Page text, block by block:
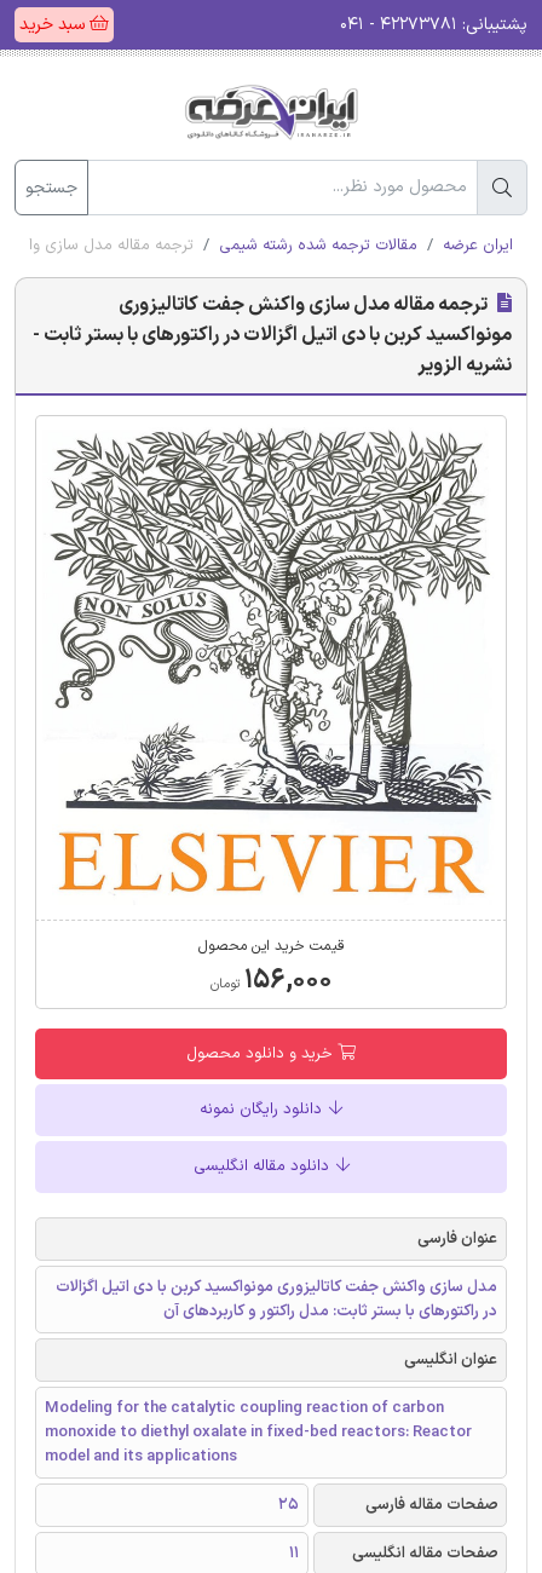
پشتیبانی: سبد خرید
جستجو
ایران عرضه مقالات ترجمه شده رشته شیمی ترجمه مقاله مدل سازی واکنش
ترجمه مقاله مدل سازی واکنش جفت کاتالیزوری
مونواکسید کربن با دی اتیل اگزالات در راکتورهای با بستر ثابت -
نشریه الزویر
قیمت خرید این محصول
۱۵۶,۰۰۰ تومان
خرید و دانلود محصول
دانلود رایگان نمونه
دانلود مقاله انگلیسی
عنوان فارسی
مدل سازی واکنش جفت کاتالیزوری مونواکسید کربن با دی اتیل اگزالات
در راکتورهای با بستر ثابت: مدل راکتور و کاربردهای آن
عنوان انگلیسی
Modeling for the catalytic coupling reaction of carbon
monoxide to diethyl oxalate in fixed-bed reactors: Reactor
model and its applications
صفحات مقاله فارسی
25
صفحات مقاله انگلیسی
11